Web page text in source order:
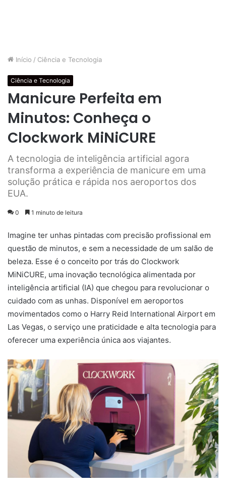
Início / Ciência e Tecnologia
Ciência e Tecnologia
Manicure Perfeita em
Minutos: Conheça o
Clockwork MiNiCURE
A tecnologia de inteligência artificial agora
transforma a experiência de manicure em uma
solução prática e rápida nos aeroportos dos
EUA.
0 1 minuto de leitura
Imagine ter unhas pintadas com precisão profissional em
questão de minutos, e sem a necessidade de um salão de
beleza. Esse é o conceito por trás do Clockwork
MiNiCURE, uma inovação tecnológica alimentada por
inteligência artificial (IA) que chegou para revolucionar o
cuidado com as unhas. Disponível em aeroportos
movimentados como o Harry Reid International Airport em
Las Vegas, o serviço une praticidade e alta tecnologia para
oferecer uma experiência única aos viajantes.